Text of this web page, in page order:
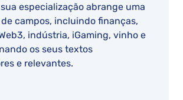
especialização abrange uma
campos, incluindo finanças,
indústria, iGaming, vinho e
os seus textos
e relevantes.